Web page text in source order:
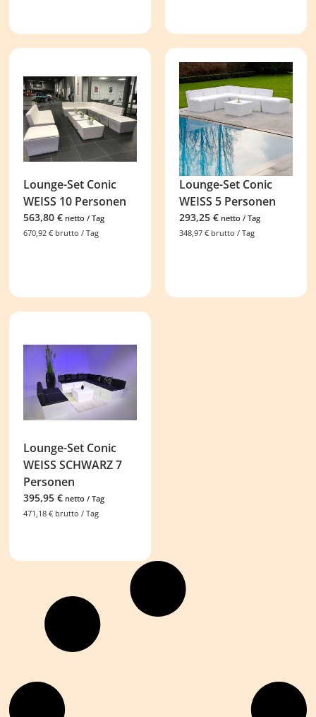
Lounge-Set Conic
WEISS 10 Personen
563,80€ netto / Tag
670,92€ brutto / Tag
Lounge-Set Conic
WEISS 5 Personen
293,25 € netto / Tag
348,97 € brutto / Tag
Lounge-Set Conic
WEISS SCHWARZ 7
Personen
395,95€ netto / Tag
471,18€ brutto / Tag